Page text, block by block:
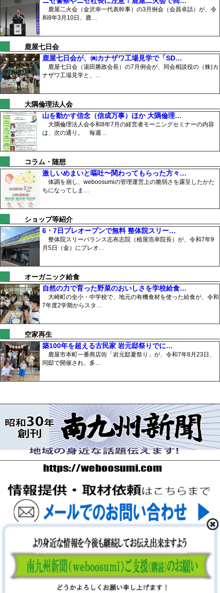
鹿屋二火会（金沢幸一代表幹事）の3月例会（会員卓話）が、令
和8年3月10日、鹿…
鹿屋七日会
鹿屋七日会が、㈱カナザワ工場見学で「SD…
鹿屋七日会（湯田勝政会長）の7月例会が、同会相談役の（株)カ
ナザワ工場見学と、…
大隅倫理法人会
山を動かす信念（信成万事）ほか 大隅倫理…
大隅倫理法人会令和8年7月の経営者モーニングセミナーの内容
は、次の通り。 毎週…
コラム・随想
激しいめまいと嘔吐〜関わってもらった方々…
体調を崩し、weboosumiの管理運営上の脆弱さを露呈したかた
ちになってしま…
ショップ等紹介
6・7日プレオープンで無料 整体院スリー…
整体院スリーバランス志布志院（植屋浩幸院長）が、令和7年9
月5日（金）にプレオ…
オーガニック給食
自然の力で育った野菜のおいしさを学校給食…
大崎町の全小・中学校で、地元の有機食材を使った給食が、令和
7年度2学期からスタ…
空家再生
築100年を超える古民家 岩元邸祭りでに…
鹿屋市本町一番商店街「岩元邸夏祭り」が、令和7年8月23日、
同邸で開催され、多…
〒893-0061 鹿児島県鹿屋市上谷町9-5-5 FAX 0994-42-
3547